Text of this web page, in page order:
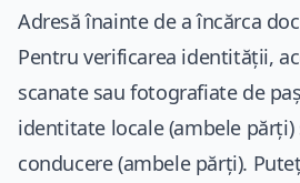
Adresă înainte de a încărca
Pentru verificarea identității,
scanate sau fotografiate de
identitate locale (ambele părți)
conducere (ambele părți).